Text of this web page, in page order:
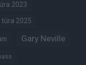
2023
túra 2025
Gary Neville